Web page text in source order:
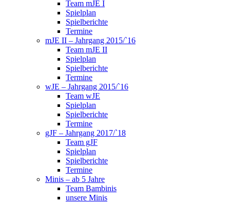
Team mJE I
Spielplan
Spielberichte
Termine
mJE II – Jahrgang 2015/`16
Team mJE II
Spielplan
Spielberichte
Termine
wJE – Jahrgang 2015/`16
Team wJE
Spielplan
Spielberichte
Termine
gJF – Jahrgang 2017/`18
Team gJF
Spielplan
Spielberichte
Termine
Minis – ab 5 Jahre
Team Bambinis
unsere Minis